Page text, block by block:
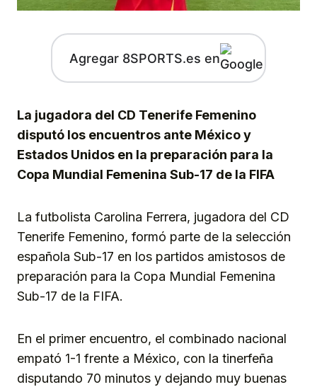
Agregar 8SPORTS.es en
La jugadora del CD Tenerife Femenino
disputó los encuentros ante México y
Estados Unidos en la preparación para la
Copa Mundial Femenina Sub-17 de la FIFA
La futbolista Carolina Ferrera, jugadora del CD
Tenerife Femenino, formó parte de la selección
española Sub-17 en los partidos amistosos de
preparación para la Copa Mundial Femenina
Sub-17 de la FIFA.
En el primer encuentro, el combinado nacional
empató 1-1 frente a México, con la tinerfeña
disputando 70 minutos y dejando muy buenas